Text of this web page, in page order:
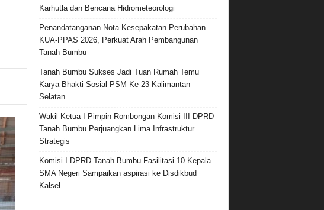
Karhutla dan Bencana Hidrometeorologi
Penandatanganan Nota Kesepakatan Perubahan
KUA-PPAS 2026, Perkuat Arah Pembangunan
Tanah Bumbu
Tanah Bumbu Sukses Jadi Tuan Rumah Temu
Karya Bhakti Sosial PSM Ke-23 Kalimantan
Selatan
Wakil Ketua I Pimpin Rombongan Komisi III DPRD
Tanah Bumbu Perjuangkan Lima Infrastruktur
Strategis
Komisi I DPRD Tanah Bumbu Fasilitasi 10 Kepala
SMA Negeri Sampaikan aspirasi ke Disdikbud
Kalsel